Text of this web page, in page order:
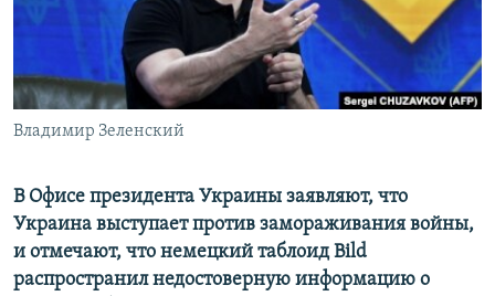
ПОБЕДИТЕЛЕЙ НЕ СУДЯТ?
КРЫМ.НЕПОКОРЕННЫЙ
ELIFBE
УКРАИНСКАЯ ПРОБЛЕМА КРЫМА
ПРИСОЕДИНЯЙТЕСЬ!
Владимир Зеленский
В Офисе президента Украины заявляют, что
Украина выступает против замораживания войны,
и отмечают, что немецкий таблоид Bild
распространил недостоверную информацию о